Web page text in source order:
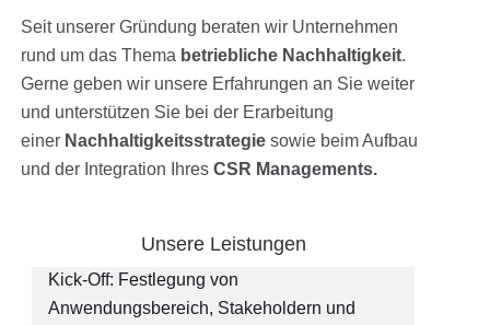
Seit unserer Gründung beraten wir Unternehmen
rund um das Thema betriebliche Nachhaltigkeit.
Gerne geben wir unsere Erfahrungen an Sie weiter
und unterstützen Sie bei der Erarbeitung
einer Nachhaltigkeitsstrategiesowie beim Aufbau
und der Integration Ihres CSR Managements.
Unsere Leistungen
Kick-Off: Festlegung von
Anwendungsbereich, Stakeholdern und